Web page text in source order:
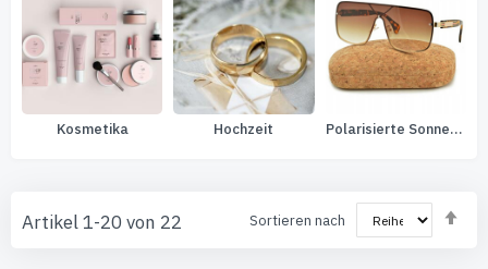
Kosmetika Hochzeit Polarisierte Sonnenbrille
Artikel1-20 von 22 Sortieren nach